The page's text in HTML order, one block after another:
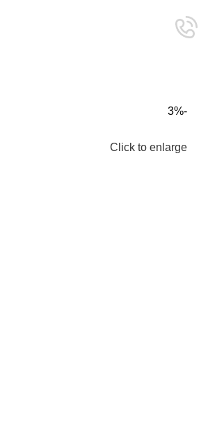
-3%
Click to enlarge